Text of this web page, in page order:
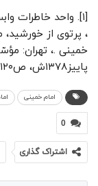
[۱]. واحد خاطرات
خمینی .، تهران:
پاییز۱۳۷۸ش، ص۱۲۰، به نقل از مرضیه حدیده چی (دباغ).
امام خمینی
0
اشتراک گذاری